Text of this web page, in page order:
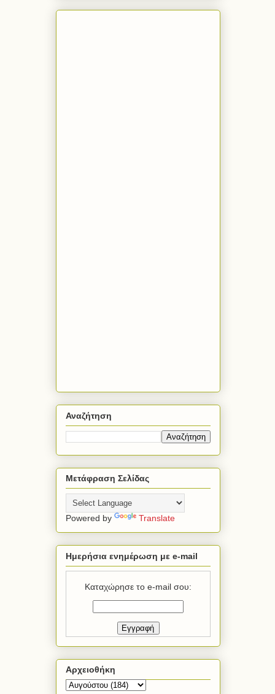
Αναζήτηση
Μετάφραση Σελίδας
Powered by Translate
Ημερήσια ενημέρωση με e-mail
Καταχώρησε το e-mail σου:
Αρχειοθήκη